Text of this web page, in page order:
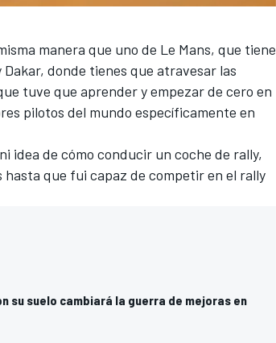
manera que uno de Le Mans, que tiene
donde tienes que atravesar las
tuve que aprender y empezar de cero en
pilotos del mundo específicamente en
idea de cómo conducir un coche de rally,
hasta que fui capaz de competir en el rally
su suelo cambiará la guerra de mejoras en